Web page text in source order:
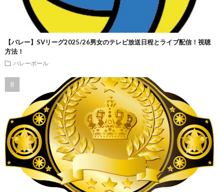
【バレー】SVリーグ2025/26男女のテレビ放送日程とライブ配信！視聴
方法！
バレーボール